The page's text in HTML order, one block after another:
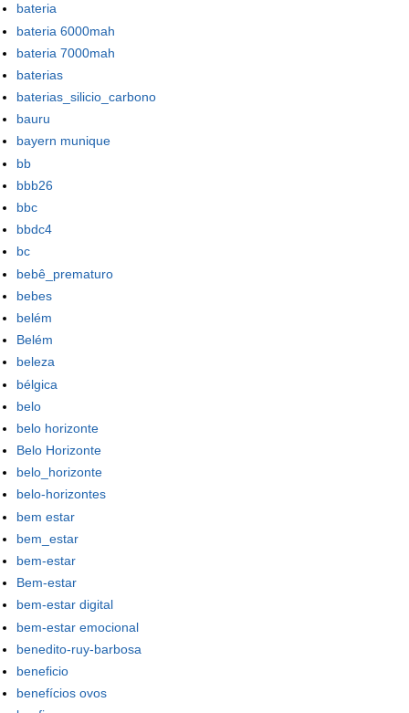
bateria
bateria 6000mah
bateria 7000mah
baterias
baterias_silicio_carbono
bauru
bayern munique
bb
bbb26
bbc
bbdc4
bc
bebê_prematuro
bebes
belém
Belém
beleza
bélgica
belo
belo horizonte
Belo Horizonte
belo_horizonte
belo-horizontes
bem estar
bem_estar
bem-estar
Bem-estar
bem-estar digital
bem-estar emocional
benedito-ruy-barbosa
beneficio
benefícios ovos